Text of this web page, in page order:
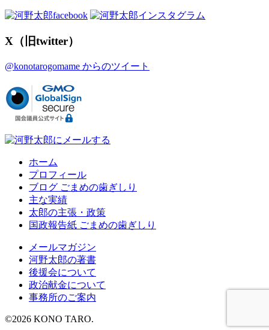
X（旧twitter）
@konotarogomame からのツイート
ホーム
プロフィール
ブログ ごまめの歯ぎしり
主な実績
太郎の主張・政策
国政報告紙 ごまめの歯ぎしり
メールマガジン
河野太郎の著書
後援会について
政治献金について
事務所のご案内
©2026 KONO TARO.